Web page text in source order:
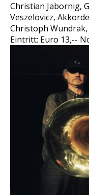
Christian Jabornig,
Veszelovicz,
Christoph
Eintritt: Euro 13,--